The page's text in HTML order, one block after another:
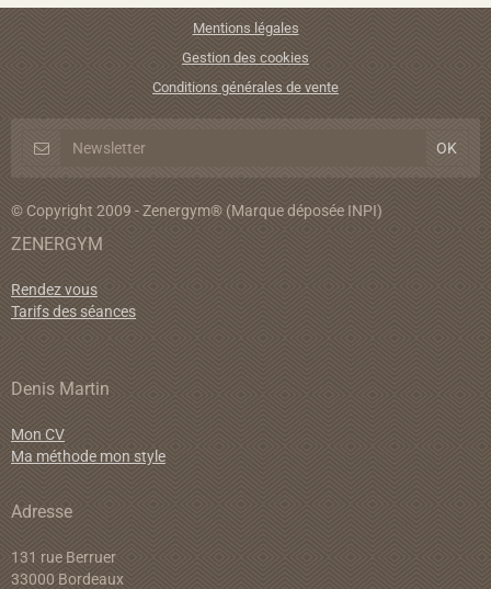
Mentions légales
Gestion des cookies
Conditions générales de vente
© Copyright 2009 - Zenergym® (Marque déposée INPI)
ZENERGYM
Rendez vous
Tarifs des séances
Denis Martin
Mon CV
Ma méthode mon style
Adresse
131 rue Berruer
33000 Bordeaux